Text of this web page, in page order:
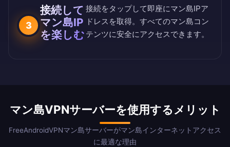
3
接続して
マン島IP
を楽しむ
接続をタップして即座にマン島IPア
ドレスを取得。すべてのマン島コン
テンツに安全にアクセスできます。
マン島VPNサーバーを使用するメリット
FreeAndroidVPNマン島サーバーがマン島インターネットアクセス
に最適な理由